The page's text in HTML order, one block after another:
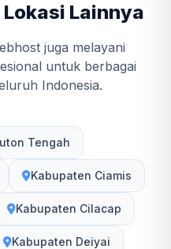
Lainnya
juga melayani
untuk berbagai
Indonesia.
Tengah
Kabupaten Ciamis
Kabupaten Cilacap
Kabupaten Deiyai